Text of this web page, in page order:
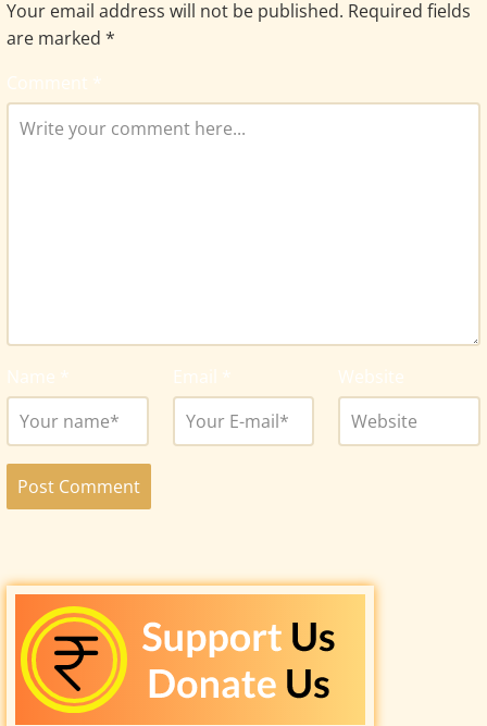
Your email address will not be published. Required fields
are marked *
Comment *
Name * Email * Website